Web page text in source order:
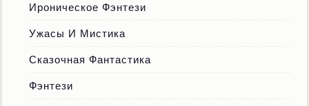
Ироническое Фэнтези
Ужасы И Мистика
Сказочная Фантастика
Фэнтези